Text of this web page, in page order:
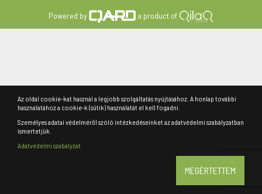
Powered by a product of
Az oldal cookie-kat használ a legjobb szolgáltatás nyújtásához. A honlap további
használatához a cookie-k (sütik) használatát el kell fogadni.
Személyes adatai védelméről szóló intézkedéseinket az adatvédelmi szabályzatban
ismertetjük.
Adatvédelmi szabályzat
MEGÉRTETTEM